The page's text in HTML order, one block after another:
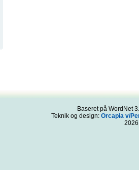
Baseret på WordNet
Teknik og design: Orcapia v/
2026